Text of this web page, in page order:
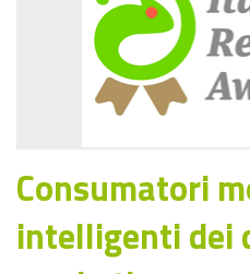
Consumatori
intelligenti dei